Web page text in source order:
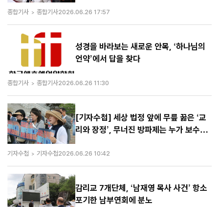
종합기사 종합기사2026.06.26 17:57
성경을 바라보는 새로운 안목, ‘하나님의
언약’에서 답을 찾다
종합기사 종합기사2026.06.26 11:30
[기자수첩] 세상 법정 앞에 무릎 꿇은 ‘교
리와 장정’, 무너진 방파제는 누가 보수할
기자수첩 기자수첩 2026.06.26 10:42
감리교 7개단체, ‘남재영 목사 사건’ 항소
포기한 남부연회에 분노